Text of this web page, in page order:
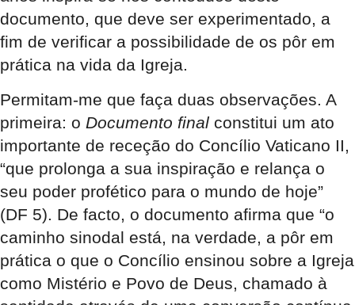
documento, que deve ser experimentado, a
fim de verificar a possibilidade de os pôr em
prática na vida da Igreja.
Permitam-me que faça duas observações. A
primeira: o Documento final constitui um ato
importante de receção do Concílio Vaticano II,
“que prolonga a sua inspiração e relança o
seu poder profético para o mundo de hoje”
(DF 5). De facto, o documento afirma que “o
caminho sinodal está, na verdade, a pôr em
prática o que o Concílio ensinou sobre a Igreja
como Mistério e Povo de Deus, chamado à